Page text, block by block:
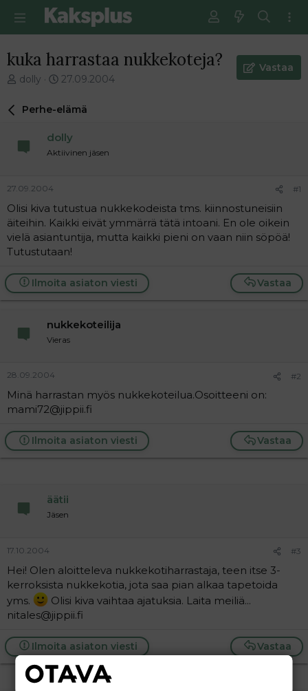
kuka harrastaa nukkekoteja?
V
e
i
t
u
n
a
l
i
t
t
j
a
dolly
E
s
m
m
ä
n
v
i
e
t
i
27.09.2004
Vastaa
Perhe-elämä
dolly
Aktiivinen jäsen
27.09.2004 #1
Olisi kiva tutustua nukkekodeista tms. kiinnostuneisiin
äiteihin. Kaikki eivät ymmärrä tätä intoani. En ole oikein
vielä asiantuntija, mutta kaikki pieni on vaan niin söpöä!
Tutustutaan!
Vastaa
Ilmoita asiaton viesti
nukkekoteilija
Vieras
28.09.2004 #2
Minä harrastan myös nukkekoteilua.Osoitteeni on:
mami72@jippii.fi
Vastaa
Ilmoita asiaton viesti
äätii
Jäsen
17.10.2004 #3
Hei! Olen aloitteleva nukkekotiharrastaja, teen itse 3-
kerroksista nukkekotia, jota saa pian alkaa tapetoida
yms.
Olisi kiva vaihtaa ajatuksia. Laita meiliä...
nitales@jippii.fi
Vastaa
Ilmoita asiaton viesti